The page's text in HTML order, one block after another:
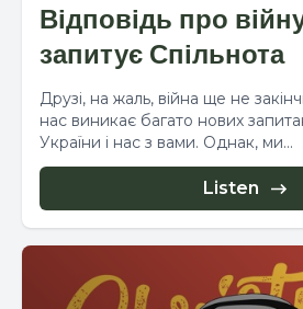
Відповідь про
запитує Спільнота
Друзі, на жаль, війна ще не
нас виникає багато нових
України і нас з вами. Однак, ми...
Listen